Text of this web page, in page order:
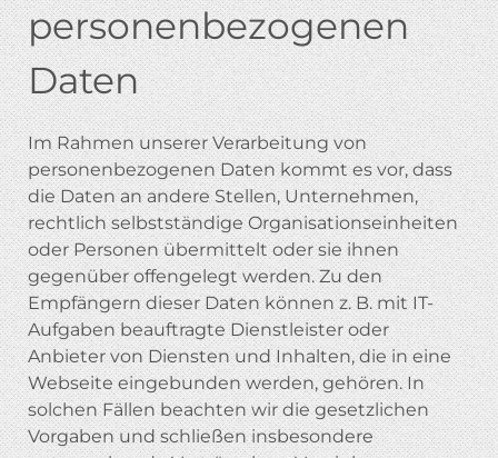
personenbezogenen
Daten
Im Rahmen unserer Verarbeitung von
personenbezogenen Daten kommt es vor, dass
die Daten an andere Stellen, Unternehmen,
rechtlich selbstständige Organisationseinheiten
oder Personen übermittelt oder sie ihnen
gegenüber offengelegt werden. Zu den
Empfängern dieser Daten können z. B. mit IT-
Aufgaben beauftragte Dienstleister oder
Anbieter von Diensten und Inhalten, die in eine
Webseite eingebunden werden, gehören. In
solchen Fällen beachten wir die gesetzlichen
Vorgaben und schließen insbesondere